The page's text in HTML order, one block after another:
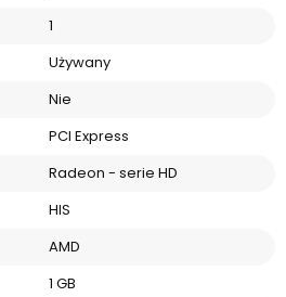
1
Używany
Nie
PCI Express
Radeon - serie HD
HIS
AMD
1 GB